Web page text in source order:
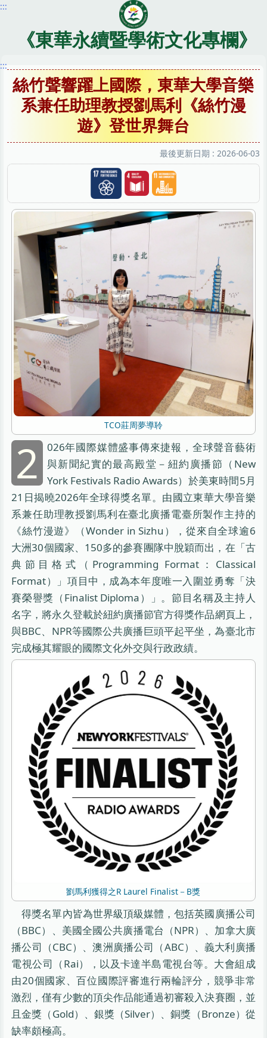
跳
內
區
:::
《東華永續暨學術文化專欄》
:::
絲竹聲響躍上國際，東華大學音樂
系兼任助理教授劉馬利《絲竹漫
遊》登世界舞台
最後更新日期 : 2026-06-03
TCO莊周夢導聆
2
026年國際媒體盛事傳來捷報，全球聲音藝術
與新聞紀實的最高殿堂－紐約廣播節（New
York Festivals Radio Awards）於美東時間5月
21日揭曉2026年全球得獎名單。由國立東華大學音樂
系兼任助理教授劉馬利在臺北廣播電臺所製作主持的
《絲竹漫遊》（Wonder in Sizhu），從來自全球逾6
大洲30個國家、150多的參賽團隊中脫穎而出，在「古
典節目格式（Programming Format：Classical
Format）」項目中，成為本年度唯一入圍並勇奪「決
賽榮譽獎（Finalist Diploma）」。節目名稱及主持人
名字，將永久登載於紐約廣播節官方得獎作品網頁上，
與BBC、NPR等國際公共廣播巨頭平起平坐，為臺北市
完成極其耀眼的國際文化外交與行政政績。
劉馬利獲得之R Laurel Finalist－B獎
得獎名單內皆為世界級頂級媒體，包括英國廣播公司
（BBC）、美國全國公共廣播電台（NPR）、加拿大廣
播公司（CBC）、澳洲廣播公司（ABC）、義大利廣播
電視公司（Rai），以及卡達半島電視台等。大會組成
由20個國家、百位國際評審進行兩輪評分，競爭非常
激烈，僅有少數的頂尖作品能通過初審殺入決賽圈，並
且金獎（Gold）、銀獎（Silver）、銅獎（Bronze）從
缺率頗極高。